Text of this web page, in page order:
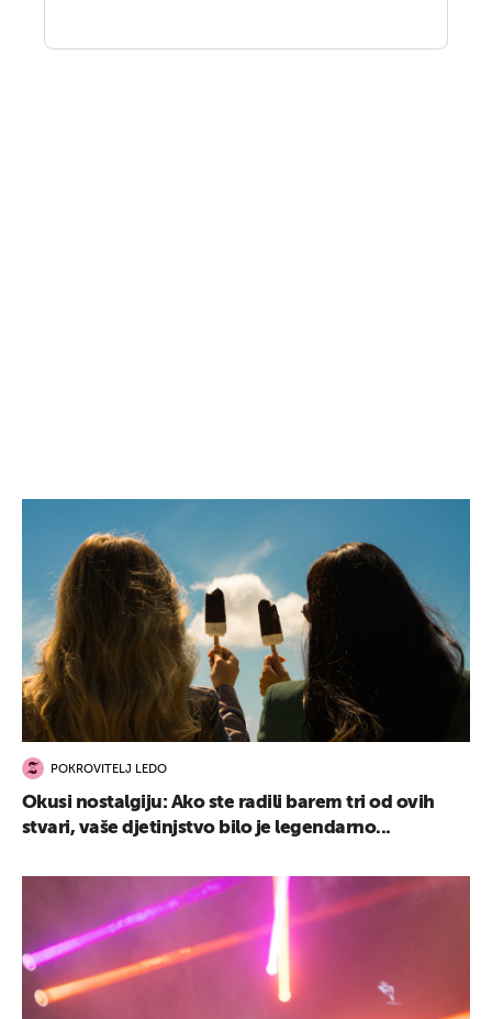
POKROVITELJ LEDO
Okusi nostalgiju: Ako ste radili barem tri od ovih
stvari, vaše djetinjstvo bilo je legendarno...